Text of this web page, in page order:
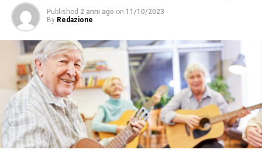
Published 2 anni ago on 11/10/2023
By Redazione